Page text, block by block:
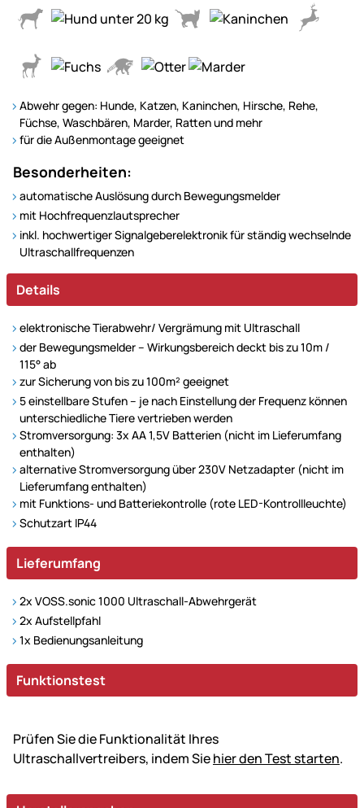
Abwehr gegen: Hunde, Katzen, Kaninchen, Hirsche, Rehe,
Füchse, Waschbären, Marder, Ratten und mehr
für die Außenmontage geeignet
Besonderheiten:
automatische Auslösung durch Bewegungsmelder
mit Hochfrequenzlautsprecher
inkl. hochwertiger Signalgeberelektronik für ständig wechselnde
Ultraschallfrequenzen
Details
elektronische Tierabwehr/ Vergrämung mit Ultraschall
der Bewegungsmelder – Wirkungsbereich deckt bis zu 10m /
115° ab
zur Sicherung von bis zu 100m² geeignet
5 einstellbare Stufen – je nach Einstellung der Frequenz können
unterschiedliche Tiere vertrieben werden
Stromversorgung: 3x AA 1,5V Batterien (nicht im Lieferumfang
enthalten)
alternative Stromversorgung über 230V Netzadapter (nicht im
Lieferumfang enthalten)
mit Funktions- und Batteriekontrolle (rote LED-Kontrollleuchte)
Schutzart IP44
Lieferumfang
2x VOSS.sonic 1000 Ultraschall-Abwehrgerät
2x Aufstellpfahl
1x Bedienungsanleitung
Funktionstest
Prüfen Sie die Funktionalität Ihres
Ultraschallvertreibers, indem Siehier den Test starten.